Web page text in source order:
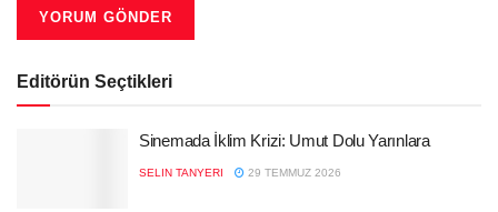
Editörün Seçtikleri
Sinemada İklim Krizi: Umut Dolu Yarınlara
SELIN TANYERI 29 TEMMUZ 2026